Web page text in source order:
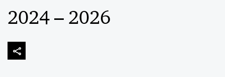
2024 – 2026